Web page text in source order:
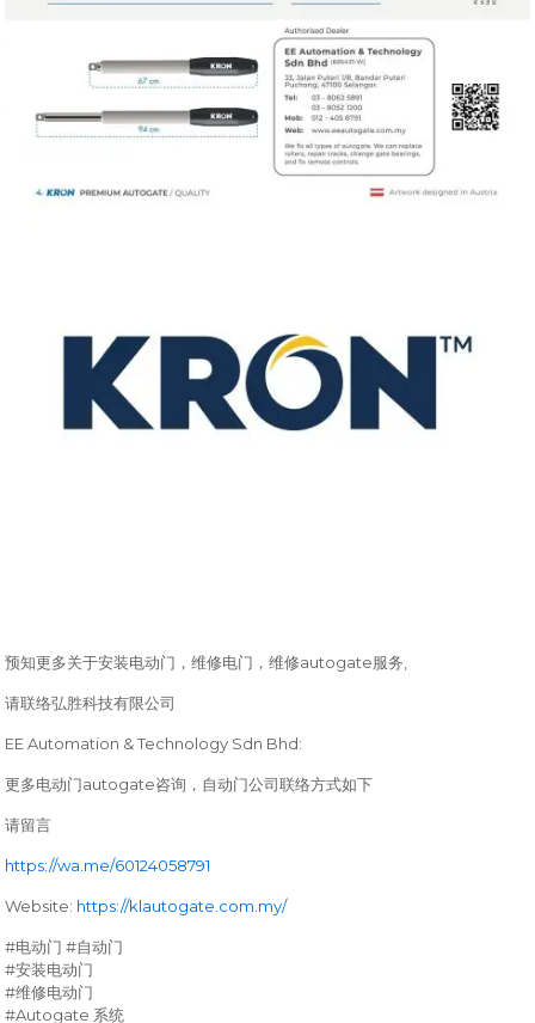
预知更多关于安装电动门，维修电门，维修autogate服务
请联络弘胜科技有限公司
EE Automation & Technology Sdn Bhd:
更多电动门autogate咨询，自动门公司联络方式如下
请留言
https://wa.me/60124058791
Website: https://klautogate.com.my/
#电动门#自动门
#安装电动门
#维修电动门
#Autogate 系统